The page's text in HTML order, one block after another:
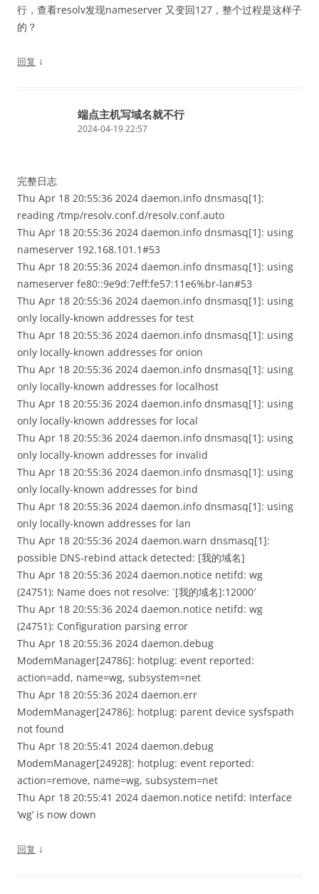
行，查看resolv发现nameserver 又变回127，整个过程是这样子
的？
回复 ↓
端点主机写域名就不行
2024-04-19 22:57
完整日志
Thu Apr 18 20:55:36 2024 daemon.info dnsmasq[1]:
reading /tmp/resolv.conf.d/resolv.conf.auto
Thu Apr 18 20:55:36 2024 daemon.info dnsmasq[1]: using
nameserver 192.168.101.1#53
Thu Apr 18 20:55:36 2024 daemon.info dnsmasq[1]: using
nameserver fe80::9e9d:7eff:fe57:11e6%br-lan#53
Thu Apr 18 20:55:36 2024 daemon.info dnsmasq[1]: using
only locally-known addresses for test
Thu Apr 18 20:55:36 2024 daemon.info dnsmasq[1]: using
only locally-known addresses for onion
Thu Apr 18 20:55:36 2024 daemon.info dnsmasq[1]: using
only locally-known addresses for localhost
Thu Apr 18 20:55:36 2024 daemon.info dnsmasq[1]: using
only locally-known addresses for local
Thu Apr 18 20:55:36 2024 daemon.info dnsmasq[1]: using
only locally-known addresses for invalid
Thu Apr 18 20:55:36 2024 daemon.info dnsmasq[1]: using
only locally-known addresses for bind
Thu Apr 18 20:55:36 2024 daemon.info dnsmasq[1]: using
only locally-known addresses for lan
Thu Apr 18 20:55:36 2024 daemon.warn dnsmasq[1]:
possible DNS-rebind attack detected: [我的域名]
Thu Apr 18 20:55:36 2024 daemon.notice netifd: wg
(24751): Name does not resolve: `[我的域名]:12000′
Thu Apr 18 20:55:36 2024 daemon.notice netifd: wg
(24751): Configuration parsing error
Thu Apr 18 20:55:36 2024 daemon.debug
ModemManager[24786]: hotplug: event reported:
action=add, name=wg, subsystem=net
Thu Apr 18 20:55:36 2024 daemon.err
ModemManager[24786]: hotplug: parent device sysfspath
not found
Thu Apr 18 20:55:41 2024 daemon.debug
ModemManager[24928]: hotplug: event reported:
action=remove, name=wg, subsystem=net
Thu Apr 18 20:55:41 2024 daemon.notice netifd: Interface
‘wg’ is now down
回复 ↓